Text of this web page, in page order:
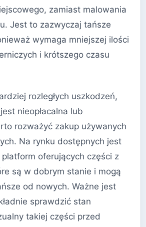
zamiast malowania
Jest to zazwyczaj tańsze
wymaga mniejszej ilości
i krótszego czasu
rozległych uszkodzeń,
nieopłacalna lub
rozważyć zakup używanych
Na rynku dostępnych jest
oferujących części z
są w dobrym stanie i mogą
od nowych. Ważne jest
sprawdzić stan
takiej części przed